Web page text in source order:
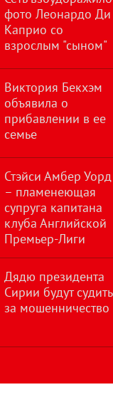
фото Леонардо Ди
Каприо со
взрослым "сыном"
Виктория Бекхэм
объявила о
прибавлении в ее
семье
Стэйси Амбер Уорд
– пламенеющая
супруга капитана
клуба Английской
Премьер-Лиги
Дядю президента
Сирии будут судить
за мошенничество